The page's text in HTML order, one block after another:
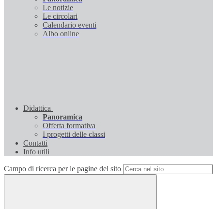
Le notizie
Le circolari
Calendario eventi
Albo online
Didattica
Panoramica
Offerta formativa
I progetti delle classi
Contatti
Info utili
Campo di ricerca per le pagine del sito